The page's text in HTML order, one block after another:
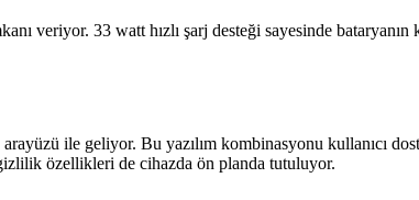
veriyor. 33 watt hızlı şarj desteği sayesinde
ile geliyor. Bu yazılım kombinasyonu kullanıcı
özellikleri de cihazda ön planda tutuluyor.